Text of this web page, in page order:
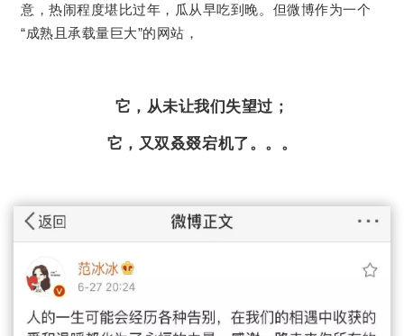
意，热闹程度堪比过年，瓜从早吃到晚。但微博作为一个
“成熟且承载量巨大”的网站，
它，从未让我们失望过；
它，又双叒叕宕机了。 。。